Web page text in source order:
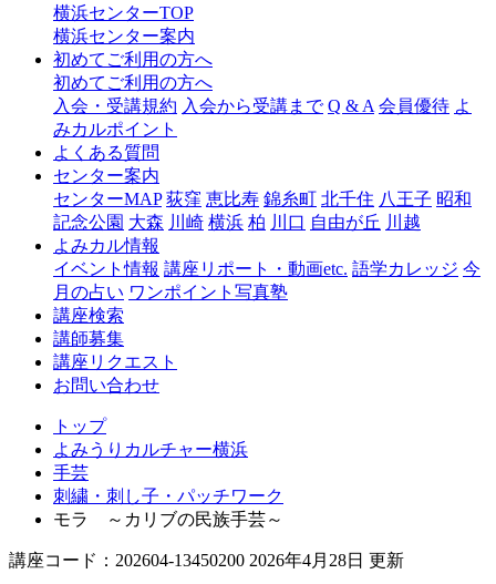
ャ
浜
横浜センターTOP
横浜センター案内
初めてご利用の方へ
初めてご利用の方へ
入会・受講規約 入会から受講まで Q & A 会員優待 よ
みカルポイント
よくある質問
センター案内
センターMAP 荻窪 恵比寿 錦糸町 北千住 八王子 昭和
記念公園 大森 川崎 横浜 柏 川口 自由が丘 川越
よみカル情報
イベント情報 講座リポート・動画etc. 語学カレッジ 今
月の占い ワンポイント写真塾
講座検索
講師募集
講座リクエスト
お問い合わせ
トップ
よみうりカルチャー横浜
手芸
刺繍・刺し子・パッチワーク
モラ ～カリブの民族手芸～
講座コード：202604-13450200 2026年4月28日 更新